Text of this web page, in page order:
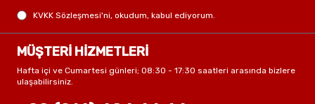
MÜŞTERİ HİZMETLERİ
Hafta içi ve Cumartesi günleri; 08:30 - 17:30 saatleri arasında bizlere
ulaşabilirsiniz.
KVKK Sözleşmesi'ni, okudum, kabul ediyorum.